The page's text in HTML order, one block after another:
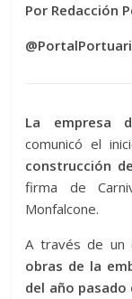
Por Redacción
La empresa
comunicó el
construcción
firma de
Monfalcone.
A través de un
obras de la
del año